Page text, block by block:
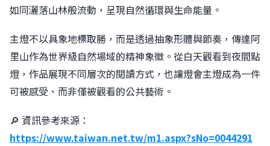
如同灑落山林般流動，呈現自然循環與生命能量。
主燈不以具象地標取勝，而是透過抽象形體與節奏，傳達阿
里山作為世界級自然場域的精神象徵。從白天觀看到夜間點
燈，作品展現不同層次的閱讀方式，也讓燈會主燈成為一件
可被感受、而非僅被觀看的公共藝術。
🔎 資訊參考來源：
https://www.taiwan.net.tw/m1.aspx?sNo=0044291